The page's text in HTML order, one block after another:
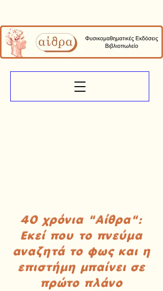
40 χρόνια "Αίθρα":
Εκεί που το πνεύμα
αναζητά το φως και η
επιστήμη μπαίνει σε
πρώτο πλάνο